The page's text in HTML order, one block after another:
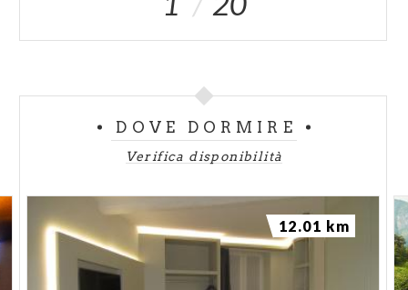
DOVE DORMIRE
Verifica disponibilità
12.01 km